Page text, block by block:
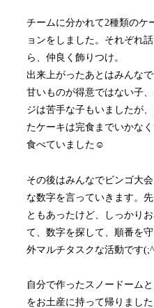
チームに分かれて2種類のケ
ョンをしました。それぞれ
ら、仲良く飾りつけ。
出来上がったあとはみんな
甘いものが得意ではない子
ジは苦手な子もいましたが
たケーキは完食までいかな
食べていました☺
その後はみんなでビンゴ大
な数字を言っていきます。
ともあったけど、しっかり
て、数字を探して、順番を
外マルチタスクな活動です
自分で作ったスノードーム
をお土産に持って帰りまし